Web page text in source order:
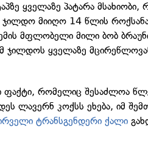
ყველაზე პატარა
ჯილდო მიიღო 14 წლის
მფლობელი მილი ბობ
ჯილდოს ყველაზე
ფაქტი, რომელიც შესაძლოა
ლავერნ კოქსს ეხება, იმ
ტრანსგენდერი ქალი